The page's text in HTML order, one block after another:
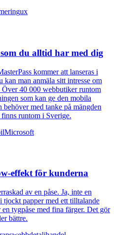
ux
du alltid har med dig
kommer att lanseras i
kan man anmäla sitt intresse om
40 000 webbutiker runtom
som kan ge den mobila
med tanke på mängden
runtom i Sverige.
Microsoft
effekt för kunderna
av en påse. Ja, inte en
tjockt papper med ett tilltalande
tygpåse med fina färger. Det gör
bättre.